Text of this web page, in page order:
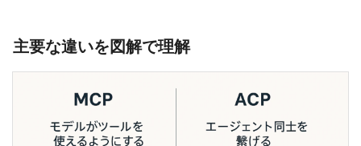
主要な違いを図解で理解